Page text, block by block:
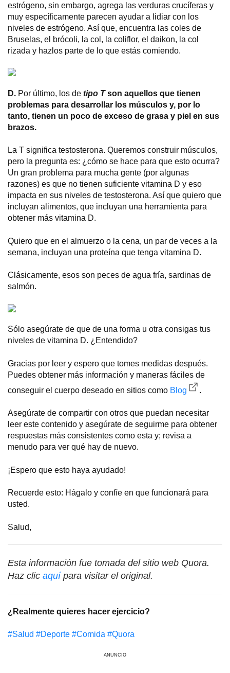
estrógeno, sin embargo, agrega las verduras crucíferas y
muy específicamente parecen ayudar a lidiar con los
niveles de estrógeno. Así que, encuentra las coles de
Bruselas, el brócoli, la col, la coliflor, el daikon, la col
rizada y hazlos parte de lo que estás comiendo.
D. Por último, los de tipo Tson aquellos que tienen
problemas para desarrollar los músculos y, por lo
tanto, tienen un poco de exceso de grasa y piel en sus
brazos.
La T significa testosterona. Queremos construir músculos,
pero la pregunta es: ¿cómo se hace para que esto ocurra?
Un gran problema para mucha gente (por algunas
razones) es que no tienen suficiente vitamina D y eso
impacta en sus niveles de testosterona. Así que quiero que
incluyan alimentos, que incluyan una herramienta para
obtener más vitamina D.
Quiero que en el almuerzo o la cena, un par de veces a la
semana, incluyan una proteína que tenga vitamina D.
Clásicamente, esos son peces de agua fría, sardinas de
salmón.
Sólo asegúrate de que de una forma u otra consigas tus
niveles de vitamina D. ¿Entendido?
Gracias por leer y espero que tomes medidas después.
Puedes obtener más información y maneras fáciles de
conseguir el cuerpo deseado en sitios como Blog .
Asegúrate de compartir con otros que puedan necesitar
leer este contenido y asegúrate de seguirme para obtener
respuestas más consistentes como esta y; revisa a
menudo para ver qué hay de nuevo.
¡Espero que esto haya ayudado!
Recuerde esto: Hágalo y confíe en que funcionará para
usted.
Salud,
Esta información fue tomada del sitio web Quora.
Haz clic aquípara visitar el original.
¿Realmente quieres hacer ejercicio?
#Salud #Deporte #Comida #Quora
ANUNCIO